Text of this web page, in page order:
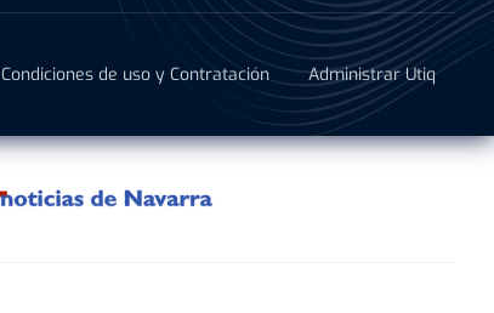
Condiciones de uso y Contratación Administrar Utiq